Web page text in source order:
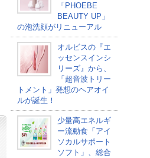
「PHOEBE
BEAUTY UP」
の泡洗顔がリニューアル
オルビスの『エ
ッセンスインシ
リーズ』から、
「超音波トリー
トメント」発想のヘアオイ
ルが誕生！
少量高エネルギ
ー流動食「アイ
ソカルサポート
ソフト」、総合